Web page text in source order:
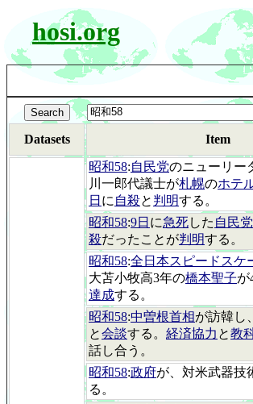
hosi.org
Datasets Item
昭和58:自民党のニューリー
川一郎代議士が札幌のホテ
日 に 自殺と 判明する。
昭和58:9日 に急死した 自民党
殺だったことが判明する。
昭和58:全日本スピードスケ
大苫小牧高3年の橋本聖子が
達成する。
昭和58:中曽根首相が訪韓し、
と会談する。 経済協力 と教
話し合う。
昭和58:政府が、対米武器技
る。